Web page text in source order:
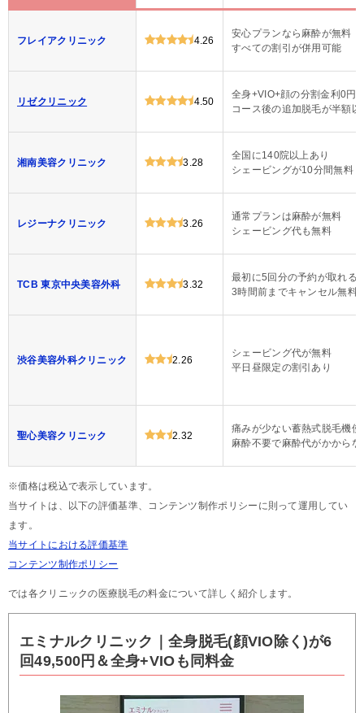
フレイアクリニック 4.26
安心プランなら麻酔が無料
すべての割引が併用可能
リゼクリニック 4.50
全身+VIO+顔の分割金利0円
コース後の追加脱毛が半額以
湘南美容クリニック 3.28
全国に140院以上あり
シェービングが10分間無料
レジーナクリニック 3.26
通常プランは麻酔が無料
シェービング代も無料
TCB 東京中央美容外科 3.32
最初に5回分の予約が取れる
3時間前までキャンセル無料
渋谷美容外科クリニック 2.26
シェービング代が無料
平日昼限定の割引あり
聖心美容クリニック 2.32
痛みが少ない蓄熱式脱毛機使
麻酔不要で麻酔代がかからな
※価格は税込で表示しています。
当サイトは、以下の評価基準、コンテンツ制作ポリシーに則って運用してい
ます。
当サイトにおける評価基準
コンテンツ制作ポリシー
では各クリニックの医療脱毛の料金について詳しく紹介します。
エミナルクリニック｜全身脱毛(顔VIO除く)が6
回49,500円＆全身+VIOも同料金